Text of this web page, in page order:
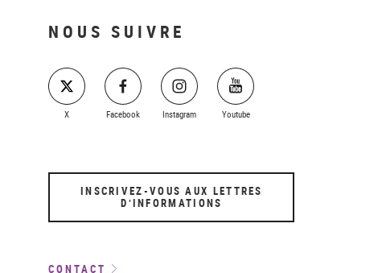
NOUS SUIVRE
X Facebook Instagram Youtube
INSCRIVEZ-VOUS AUX LETTRES
D’INFORMATIONS
CONTACT